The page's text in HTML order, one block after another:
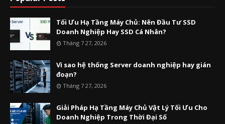
Tối Ưu Hạ Tầng Máy Chủ: Nên Đầu Tư SSD
Doanh Nghiệp Hay SSD Cá Nhân?
Tháng 7 27, 2026
Vì sao hệ thống Server doanh nghiệp hay gián
đoạn?
Tháng 7 27, 2026
Giải Pháp Hạ Tầng Máy Chủ Vật Lý Tối Ưu Cho
Doanh Nghiệp Trong Thời Đại Số